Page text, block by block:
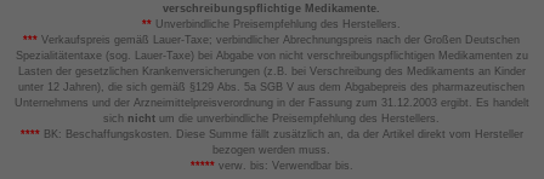
verschreibungspflichtige Medikamente.
** Unverbindliche Preisempfehlung des Herstellers.
*** Verkaufspreis gemäß Lauer-Taxe; verbindlicher Abrechnungspreis nach der Großen Deutschen
Spezialitätentaxe (sog. Lauer-Taxe) bei Abgabe von nicht verschreibungspflichtigen Medikamenten zu
Lasten der gesetzlichen Krankenversicherungen (z.B. bei Verschreibung des Medikaments an Kinder
unter 12 Jahren), die sich gemäß §129 Abs. 5a SGB V aus dem Abgabepreis des pharmazeutischen
Unternehmens und der Arzneimittelpreisverordnung in der Fassung zum 31.12.2003 ergibt. Es handelt
sich nicht um die unverbindliche Preisempfehlung des Herstellers.
****BK: Beschaffungskosten. Diese Summe fällt zusätzlich an, da der Artikel direkt vom Hersteller
bezogen werden muss.
*****verw. bis: Verwendbar bis.